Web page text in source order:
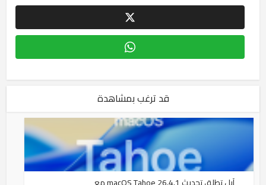
قد ترغب بمشاهدة